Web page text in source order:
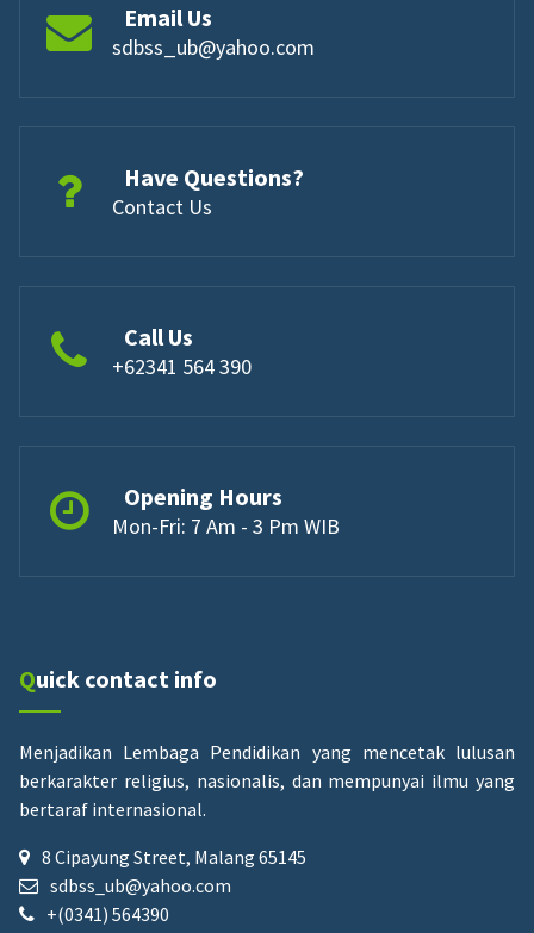
Email Us
sdbss_ub@yahoo.com
Have Questions?
Contact Us
Call Us
+62341 564 390
Opening Hours
Mon-Fri: 7 Am - 3 Pm WIB
Quick contact info
Menjadikan Lembaga Pendidikan yang mencetak lulusan
berkarakter religius, nasionalis, dan mempunyai ilmu yang
bertaraf internasional.
8 Cipayung Street, Malang 65145
sdbss_ub@yahoo.com
+(0341) 564390